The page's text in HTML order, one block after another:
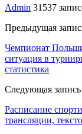
Admin 31537
Предыдущая
Чемпионат
ситуация в
статистика
Следующая запись
Расписание
трансляции,